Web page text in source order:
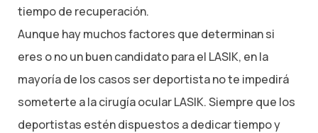
tiempo de recuperación.
Aunque hay muchos factores que determinan si
eres o no un buen candidato para el LASIK, en la
mayoría de los casos ser deportista no te impedirá
someterte a la cirugía ocular LASIK. Siempre que los
deportistas estén dispuestos a dedicar tiempo y